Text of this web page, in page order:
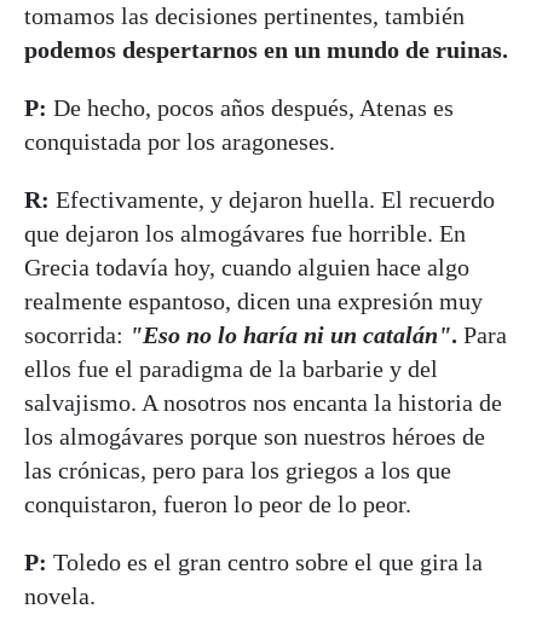
tomamos las decisiones pertinentes, también
podemos despertarnos en un mundo de ruinas.
P: De hecho, pocos años después, Atenas es
conquistada por los aragoneses.
R: Efectivamente, y dejaron huella. El recuerdo
que dejaron los almogávares fue horrible. En
Grecia todavía hoy, cuando alguien hace algo
realmente espantoso, dicen una expresión muy
socorrida: "Eso no lo haría ni un catalán". Para
ellos fue el paradigma de la barbarie y del
salvajismo. A nosotros nos encanta la historia de
los almogávares porque son nuestros héroes de
las crónicas, pero para los griegos a los que
conquistaron, fueron lo peor de lo peor.
P: Toledo es el gran centro sobre el que gira la
novela.